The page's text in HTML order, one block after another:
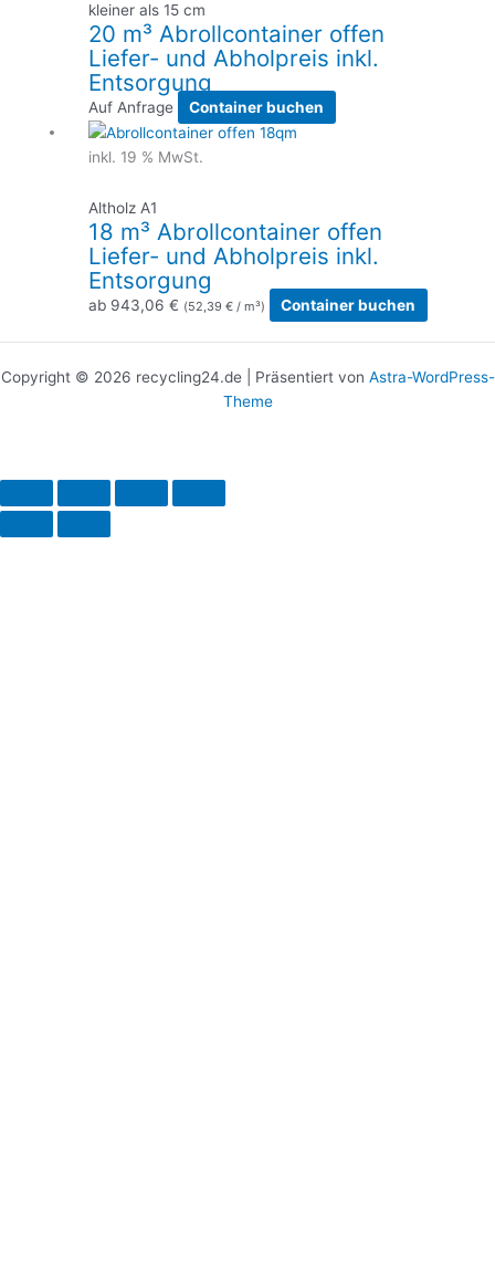
kleiner als 15 cm
20 m³ Abrollcontainer offen
Liefer- und Abholpreis inkl.
Entsorgung
Auf Anfrage Container buchen
inkl. 19 % MwSt.
Altholz A1
18 m³ Abrollcontainer offen
Liefer- und Abholpreis inkl.
Entsorgung
ab 943,06 € (52,39 € / m³) Container buchen
Copyright © 2026 recycling24.de | Präsentiert von Astra-WordPress-
Theme